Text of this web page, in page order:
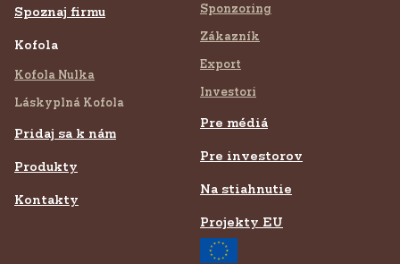
Spoznaj firmu
Kofola
Kofola Nulka
Láskyplná Kofola
Pridaj sa k nám
Produkty
Kontakty
Sponzoring
Zákazník
Export
Investori
Pre médiá
Pre investorov
Na stiahnutie
Projekty EU